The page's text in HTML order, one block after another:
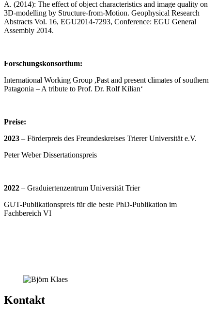
A. (2014): The effect of object characteristics and image quality on
3D-modelling by Structure-from-Motion. Geophysical Research
Abstracts Vol. 16, EGU2014-7293, Conference: EGU General
Assembly 2014.
Forschungskonsortium:
International Working Group ,Past and present climates of southern
Patagonia – A tribute to Prof. Dr. Rolf Kilian‘
Preise:
2023 – Förderpreis des Freundeskreises Trierer Universität e.V.
Peter Weber Dissertationspreis
2022 – Graduiertenzentrum Universität Trier
GUT-Publikationspreis für die beste PhD-Publikation im
Fachbereich VI
Kontakt